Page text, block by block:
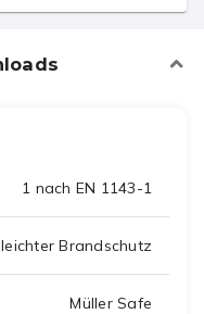
1 nach EN 1143-1
leichter Brandschutz
Müller Safe